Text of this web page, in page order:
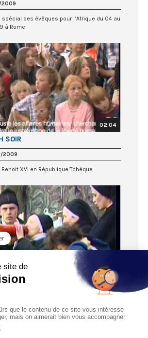
2009
spécial des évêques pour l’Afrique du 04 au
à Rome
02:04
SOIR
2009
Benoit XVI en République Tchèque
02:39
Benoit XVI en République Tchèque